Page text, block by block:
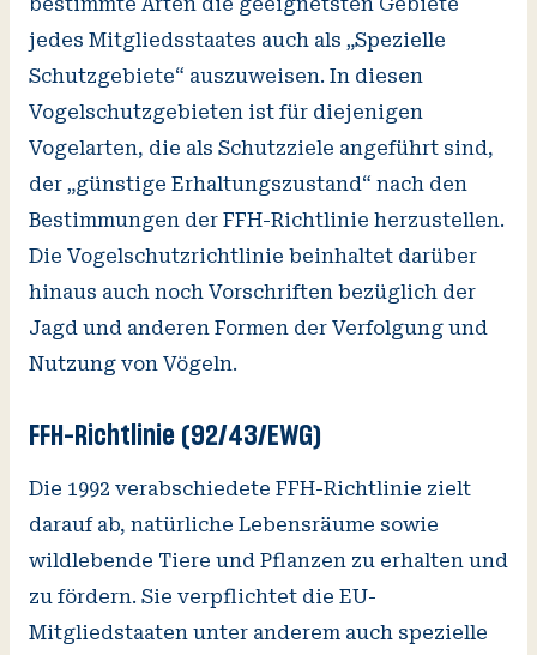
bestimmte Arten die geeignetsten Gebiete
jedes Mitgliedsstaates auch als „Spezielle
Schutzgebiete“ auszuweisen. In diesen
Vogelschutzgebieten ist für diejenigen
Vogelarten, die als Schutzziele angeführt sind,
der „günstige Erhaltungszustand“ nach den
Bestimmungen der FFH-Richtlinie herzustellen.
Die Vogelschutzrichtlinie beinhaltet darüber
hinaus auch noch Vorschriften bezüglich der
Jagd und anderen Formen der Verfolgung und
Nutzung von Vögeln.
FFH-Richtlinie (92/43/EWG)
Die 1992 verabschiedete FFH-Richtlinie zielt
darauf ab, natürliche Lebensräume sowie
wildlebende Tiere und Pflanzen zu erhalten und
zu fördern. Sie verpflichtet die EU-
Mitgliedstaaten unter anderem auch spezielle